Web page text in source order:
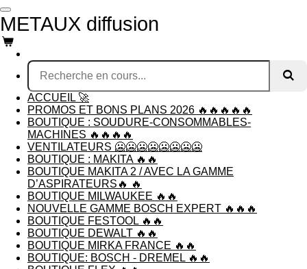
Passer
au
contenu
principal
METAUX diffusion
ACCUEIL 🚀
PROMOS ET BONS PLANS 2026 🔥🔥🔥🔥🔥
BOUTIQUE : SOUDURE-CONSOMMABLES-
MACHINES 🔥🔥🔥🔥
VENTILATEURS 🥶🥶🥶🥶🥶🥶🥶🥶
BOUTIQUE : MAKITA 🔥🔥
BOUTIQUE MAKITA 2 / AVEC LA GAMME
D’ASPIRATEURS🔥 🔥
BOUTIQUE MILWAUKEE 🔥🔥
NOUVELLE GAMME BOSCH EXPERT 🔥🔥🔥
BOUTIQUE FESTOOL 🔥🔥
BOUTIQUE DEWALT 🔥🔥
BOUTIQUE MIRKA FRANCE 🔥🔥
BOUTIQUE: BOSCH - DREMEL 🔥🔥